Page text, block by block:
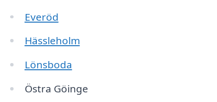
Everöd
Hässleholm
Lönsboda
Östra Göinge